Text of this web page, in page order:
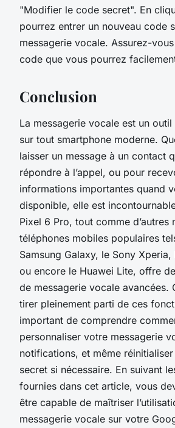
"Modifier le code secret". En
pourrez entrer un nouveau code
messagerie vocale. Assurez-
code que vous pourrez
Conclusion
La messagerie vocale est un
sur tout smartphone moderne.
laisser un message à un contact
répondre à l’appel, ou pour
informations importantes quand
disponible, elle est
Pixel 6 Pro, tout comme d’autres
téléphones mobiles populaires
Samsung Galaxy, le Sony
ou encore le Huawei Lite, offre
de messagerie vocale avancées.
tirer pleinement parti de ces
important de comprendre
personnaliser votre messagerie
notifications, et même
secret si nécessaire. En suivant
fournies dans cet article, vous
être capable de maîtriser
messagerie vocale sur votre